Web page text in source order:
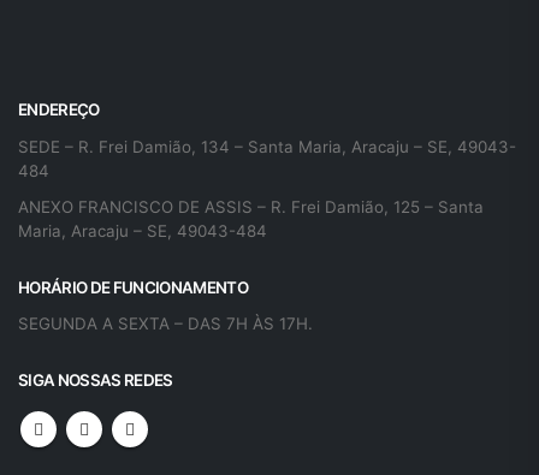
ENDEREÇO
SEDE – R. Frei Damião, 134 – Santa Maria, Aracaju – SE, 49043-
484
ANEXO FRANCISCO DE ASSIS – R. Frei Damião, 125 – Santa
Maria, Aracaju – SE, 49043-484
HORÁRIO DE FUNCIONAMENTO
SEGUNDA A SEXTA – DAS 7H ÀS 17H.
SIGA NOSSAS REDES